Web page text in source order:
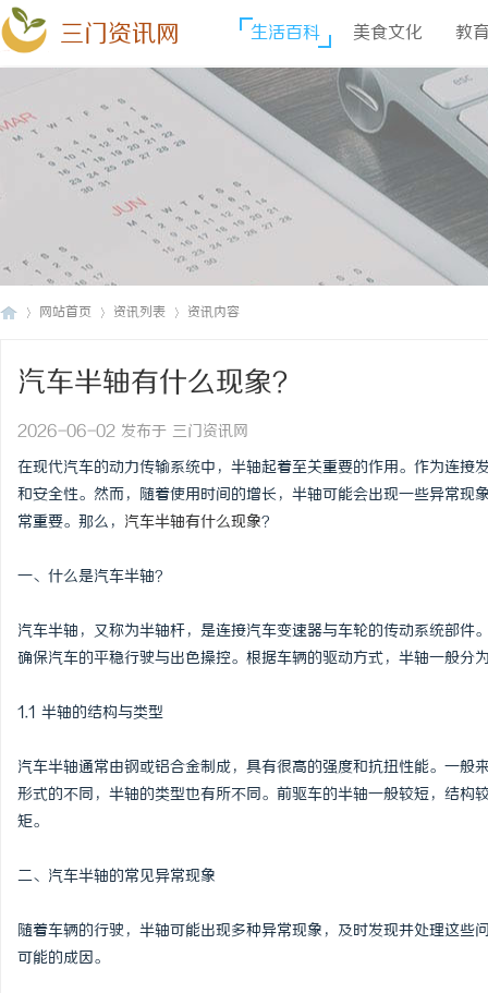
三门资讯网 生活百科 美食文化 教
网站首页 资讯列表 资讯内容
汽车半轴有什么现象？
2026-06-02 发布于 三门资讯网
在现代汽车的动力传输系统中，半轴起着至关重要的作用。作为连
和安全性。然而，随着使用时间的增长，半轴可能会出现一些异常
常重要。那么， 汽车半轴有什么现象？
一、什么是汽车半轴？
汽车半轴，又称为半轴杆，是连接汽车变速器与车轮的传动系统部
确保汽车的平稳行驶与出色操控。根据车辆的驱动方式，半轴一般分
1.1 半轴的结构与类型
汽车半轴通常由钢或铝合金制成，具有很高的强度和抗扭性能。一
形式的不同，半轴的类型也有所不同。前驱车的半轴一般较短，结
矩。
二、汽车半轴的常见异常现象
随着车辆的行驶，半轴可能出现多种异常现象，及时发现并处理这
可能的成因。